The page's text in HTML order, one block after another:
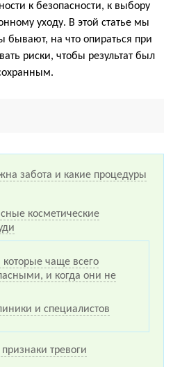
к безопасности, к выбору
уходу. В этой статье мы
бывают, на что опираться при
риски, чтобы результат был
забота и какие процедуры
косметические
которые чаще всего
и когда они не
и специалистов
тревоги